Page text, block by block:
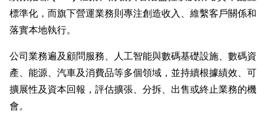
標準化，而旗下營運業務則專注創造收入、維繫客戶關係和
落實本地執行。
公司業務遍及顧問服務、人工智能與數碼基礎設施、數碼資
產、能源、汽車及消費品等多個領域，並持續根據績效、可
擴展性及資本回報，評估擴張、分拆、出售或終止業務的機
會。